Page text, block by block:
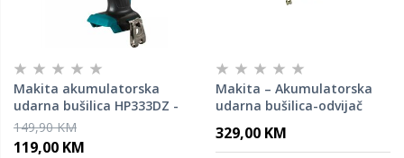
Makita akumulatorska
udarna bušilica HP333DZ -
SAMO ALAT
149,90 KM
119,00 KM
Makita – Akumulatorska
udarna bušilica-odvijač
DHP485ZK
329,00 KM